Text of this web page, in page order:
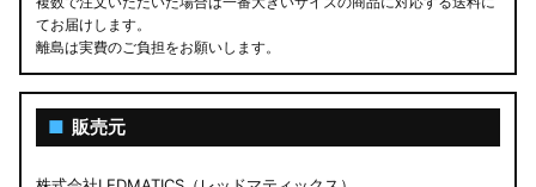
てお届けします。
離島は実費のご負担をお願いします。
■ 販売元